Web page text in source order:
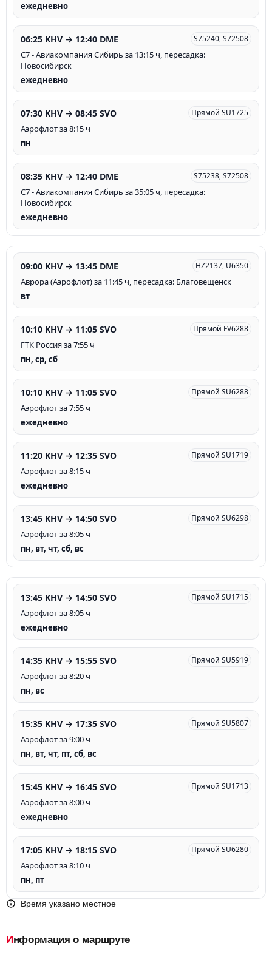
ежедневно
06:25 KHV → 12:40 DME S75240, S72508
С7 - Авиакомпания Сибирь за 13:15 ч, пересадка:
Новосибирск
ежедневно
07:30 KHV → 08:45 SVO Прямой SU1725
Аэрофлот за 8:15 ч
пн
08:35 KHV → 12:40 DME S75238, S72508
С7 - Авиакомпания Сибирь за 35:05 ч, пересадка:
Новосибирск
ежедневно
09:00 KHV → 13:45 DME HZ2137, U6350
Аврора (Аэрофлот) за 11:45 ч, пересадка: Благовещенск
вт
10:10 KHV → 11:05 SVO Прямой FV6288
ГТК Россия за 7:55 ч
пн, ср, сб
10:10 KHV → 11:05 SVO Прямой SU6288
Аэрофлот за 7:55 ч
ежедневно
11:20 KHV → 12:35 SVO Прямой SU1719
Аэрофлот за 8:15 ч
ежедневно
13:45 KHV → 14:50 SVO Прямой SU6298
Аэрофлот за 8:05 ч
пн, вт, чт, сб, вс
13:45 KHV → 14:50 SVO Прямой SU1715
Аэрофлот за 8:05 ч
ежедневно
14:35 KHV → 15:55 SVO Прямой SU5919
Аэрофлот за 8:20 ч
пн, вс
15:35 KHV → 17:35 SVO Прямой SU5807
Аэрофлот за 9:00 ч
пн, вт, чт, пт, сб, вс
15:45 KHV → 16:45 SVO Прямой SU1713
Аэрофлот за 8:00 ч
ежедневно
17:05 KHV → 18:15 SVO Прямой SU6280
Аэрофлот за 8:10 ч
пн, пт
Время указано местное
Информация о маршруте